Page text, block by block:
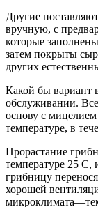
Другие
вручную, с
которые
затем покрыты
других
Какой бы вариант
обслуживании.
основу с
температуре, в
Прорастание
температуре 25 С,
грибницу
хорошей